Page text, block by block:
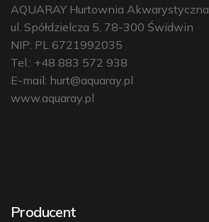
AQUARAY Hurtownia Akwarystyczna
ul. Spółdzielcza 5, 78-300 Świdwin
NIP: PL 6721992035
Tel.: +48 883 572 938
E-mail: hurt@aquaray.pl
www.aquaray.pl
Producent